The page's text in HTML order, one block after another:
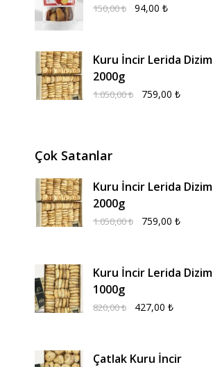
150,00₺ 94,00 ₺
Kuru İncir Lerida Dizim
2000g
1.050,00₺ 759,00 ₺
Çok Satanlar
Kuru İncir Lerida Dizim
2000g
1.050,00₺ 759,00 ₺
Kuru İncir Lerida Dizim
1000g
820,00₺ 427,00 ₺
Çatlak Kuru İncir